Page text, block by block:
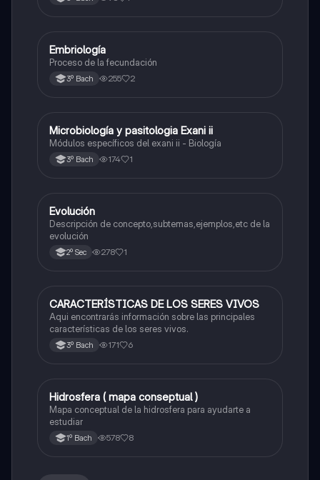
Biología
Embriología
Proceso de la fecundación
3º Bach 255 2
Biología
Microbiología y pasitologia Exani ii
Módulos específicos del exani ii - Biología
3º Bach 174 1
Biología
Evolución
Descripción de concepto,subtemas,ejemplos,etc de la
evolución
2º Sec 278 1
Biología
CARACTERÍSTICAS DE LOS SERES VIVOS
Aqui encontrarás información sobre las principales
características de los seres vivos.
3º Bach 171 6
Biología
Hidrosfera ( mapa conseptual )
Mapa conceptual de la hidrosfera para ayudarte a
estudiar
1º Bach 578 8